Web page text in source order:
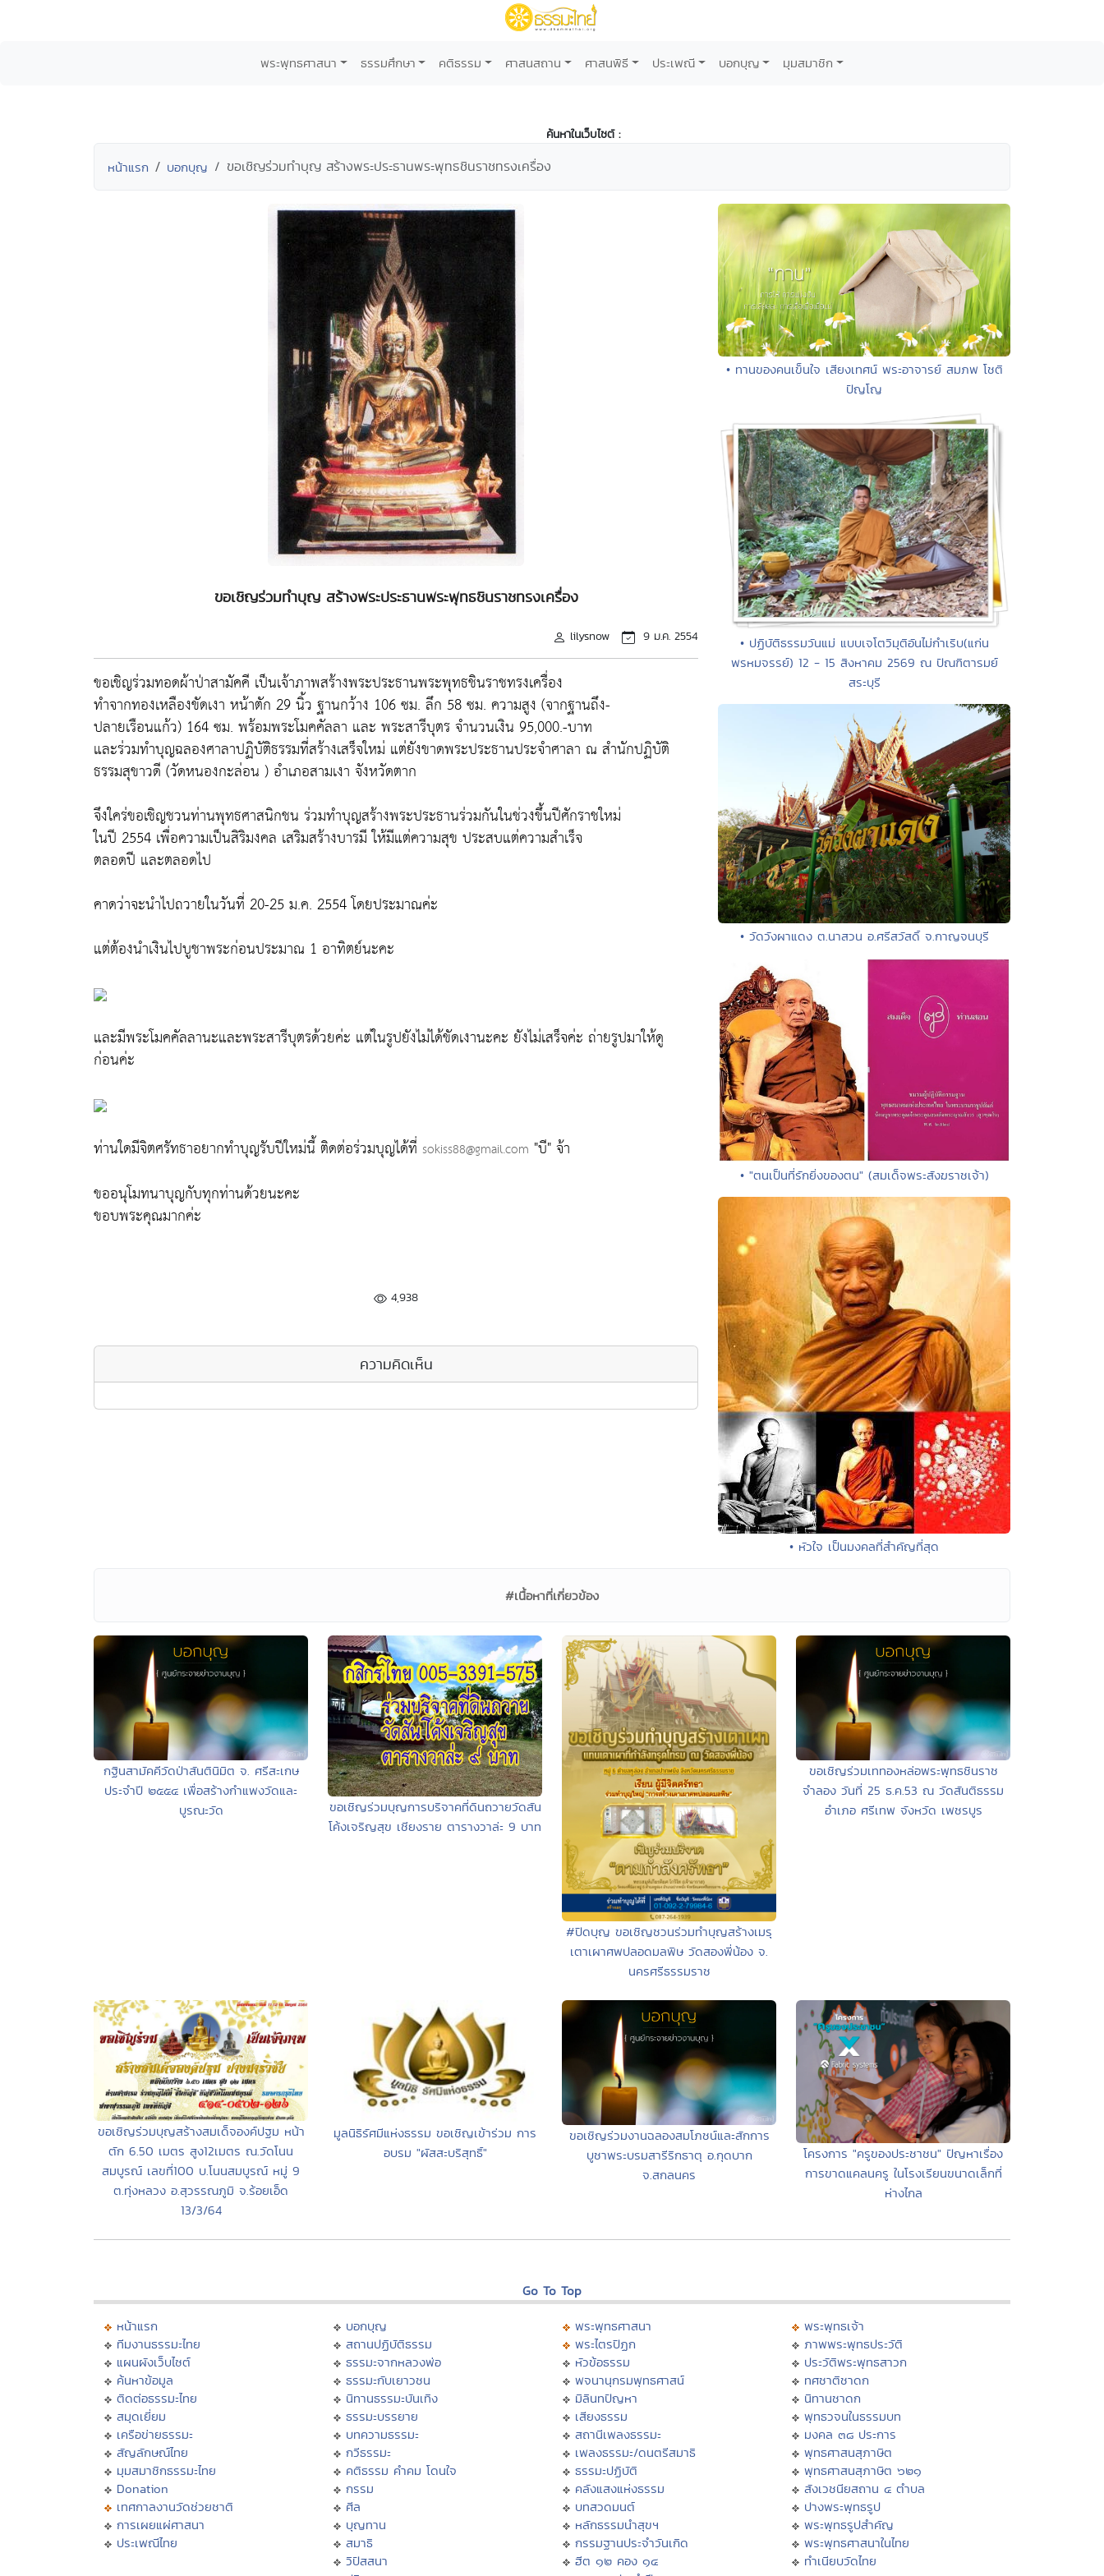
พระพุทธศาสนา ธรรมศึกษา คติธรรม ศาสนสถาน ศาสนพิธี ประเพณี บอกบุญ มุมสมาชิก
ค้นหาในเว็บไซต์ :
หน้าแรก บอกบุญ ขอเชิญร่วมทำบุญ สร้างพระประธานพระพุทธชินราชทรงเครื่อง
ขอเชิญร่วมทำบุญ สร้างพระประธานพระพุทธชินราชทรงเครื่อง
lilysnow 9 ม.ค. 2554
ขอเชิญร่วมทอดผ้าป่าสามัคคี เป็นเจ้าภาพสร้างพระประธานพระพุทธชินราชทรงเครื่อง
ทำจากทองเหลืองขัดเงา หน้าตัก 29 นิ้ว ฐานกว้าง 106 ซม. ลึก 58 ซม. ความสูง (จากฐานถึง-
ปลายเรือนแก้ว) 164 ซม. พร้อมพระโมคคัลลา และ พระสารีบุตร จำนวนเงิน 95,000.-บาท
และร่วมทำบุญฉลองศาลาปฏิบัติธรรมที่สร้างเสร็จใหม่ แต่ยังขาดพระประธานประจำศาลา ณ สำนักปฏิบัติ
ธรรมสุขาวดี (วัดหนองกะล่อน ) อำเภอสามเงา จังหวัดตาก
จึงใคร่ขอเชิญชวนท่านพุทธศาสนิกชน ร่วมทำบุญสร้างพระประธานร่วมกันในช่วงขึ้นปีศักราชใหม่
ในปี 2554 เพื่อความเป็นสิริมงคล เสริมสร้างบารมี ให้มีแต่ความสุข ประสบแต่ความสำเร็จ
ตลอดปี และตลอดไป
คาดว่าจะนำไปถวายในวันที่ 20-25 ม.ค. 2554 โดยประมาณค่ะ
แต่ต้องนำเงินไปบูชาพระก่อนประมาณ 1 อาทิตย์นะคะ
และมีพระโมคคัลลานะและพระสารีบุตรด้วยค่ะ แต่ในรูปยังไม่ได้ขัดเงานะคะ ยังไม่เสร็จค่ะ ถ่ายรูปมาให้ดู
ก่อนค่ะ
ท่านใดมีจิตศรัทธาอยากทำบุญรับปีใหม่นี้ ติดต่อร่วมบุญได้ที่ sokiss88@gmail.com "บี" จ้า
ขออนุโมทนาบุญกับทุกท่านด้วยนะคะ
ขอบพระคุณมากค่ะ
4,938
ความคิดเห็น
• ทานของคนเข็นใจ เสียงเทศน์ พระอาจารย์ สมภพ โชติ
ปัญโญ
• ปฏิบัติธรรมวันแม่ แบบเจโตวิมุติอันไม่กำเริบ(แก่น
พรหมจรรย์) 12 - 15 สิงหาคม 2569 ณ ปัณฑิตารมย์
สระบุรี
• วัดวังผาแดง ต.นาสวน อ.ศรีสวัสดิ์ จ.กาญจนบุรี
• "ตนเป็นที่รักยิ่งของตน" (สมเด็จพระสังฆราชเจ้า)
• หัวใจ เป็นมงคลที่สำคัญที่สุด
#เนื้อหาที่เกี่ยวข้อง
กฐินสามัคคีวัดป่าสันตินิมิต จ. ศรีสะเกษ
ประจำปี ๒๕๕๔ เพื่อสร้างกำแพงวัดและ
บูรณะวัด
ขอเชิญร่วมบุญการบริจาคที่ดินถวายวัดสัน
โค้งเจริญสุข เชียงราย ตารางวาล่ะ 9 บาท
#ปิดบุญ ขอเชิญชวนร่วมทำบุญสร้างเมรุ
เตาเผาศพปลอดมลพิษ วัดสองพี่น้อง จ.
นครศรีธรรมราช
ขอเชิญร่วมเททองหล่อพระพุทธชินราช
จำลอง วันที่ 25 ธ.ค.53 ณ วัดสันติธรรม
อำเภอ ศรีเทพ จังหวัด เพชรบูร
ขอเชิญร่วมบุญสร้างสมเด็จองค์ปฐม หน้า
ตัก 6.50 เมตร สูง12เมตร ณ.วัดโนน
สมบูรณ์ เลขที่100 บ.โนนสมบูรณ์ หมู่ 9
ต.ทุ่งหลวง อ.สุวรรณภูมิ จ.ร้อยเอ็ด
13/3/64
มูลนิธิรัศมีแห่งธรรม ขอเชิญเข้าร่วม การ
อบรม "ผัสสะบริสุทธิ์"
ขอเชิญร่วมงานฉลองสมโภชน์และสักการ
บูชาพระบรมสารีริกธาตุ อ.กุดบาก
จ.สกลนคร
โครงการ "ครูของประชาชน" ปัญหาเรื่อง
การขาดแคลนครู ในโรงเรียนขนาดเล็กที่
ห่างไกล
Go To Top
หน้าแรก
ทีมงานธรรมะไทย
แผนผังเว็บไซต์
ค้นหาข้อมูล
ติดต่อธรรมะไทย
สมุดเยี่ยม
เครือข่ายธรรมะ
สัญลักษณ์ไทย
มุมสมาชิกธรรมะไทย
Donation
เทศกาลงานวัดช่วยชาติ
การเผยแผ่ศาสนา
ประเพณีไทย
บอกบุญ
สถานปฏิบัติธรรม
ธรรมะจากหลวงพ่อ
ธรรมะกับเยาวชน
นิทานธรรมะบันเทิง
ธรรมะบรรยาย
บทความธรรมะ
กวีธรรมะ
คติธรรม คำคม โดนใจ
กรรม
ศีล
บุญทาน
สมาธิ
วิปัสสนา
พระพุทธศาสนา
พระไตรปิฏก
หัวข้อธรรม
พจนานุกรมพุทธศาสน์
มิลินทปัญหา
เสียงธรรม
สถานีเพลงธรรมะ
เพลงธรรมะ/ดนตรีสมาธิ
ธรรมะปฏิบัติ
คลังแสงแห่งธรรม
บทสวดมนต์
หลักธรรมนำสุขฯ
กรรมฐานประจำวันเกิด
ฮีต ๑๒ คอง ๑๔
พระพุทธเจ้า
ภาพพระพุทธประวัติ
ประวัติพระพุทธสาวก
ทศชาติชาดก
นิทานชาดก
พุทธวจนในธรรมบท
มงคล ๓๘ ประการ
พุทธศาสนสุภาษิต
พุทธศาสนสุภาษิต ๖๒๑
สังเวชนียสถาน ๔ ตำบล
ปางพระพุทธรูป
พระพุทธรูปสำคัญ
พระพุทธศาสนาในไทย
ทำเนียบวัดไทย